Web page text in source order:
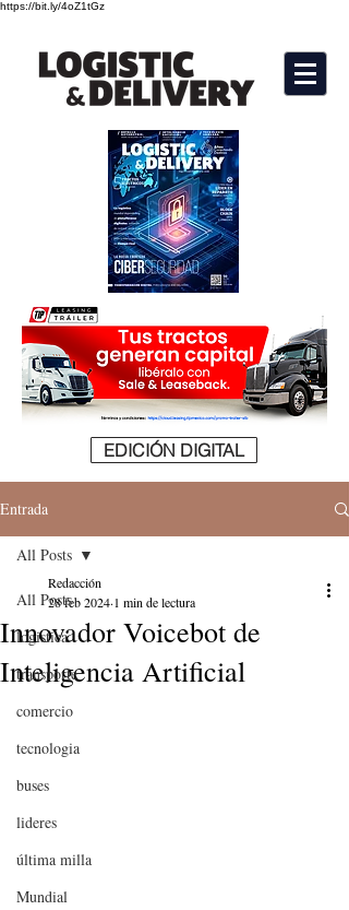
https://bit.ly/4oZ1tGz
EDICIÓN DIGITAL
Entrada
All Posts
logistica
transporte
comercio
tecnologia
buses
lideres
última milla
Mundial
All Posts
Innovador Voicebot de
Inteligencia Artificial
Redacción
28 feb 2024 1 min de lectura